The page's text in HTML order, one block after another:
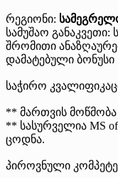
რეგიონი:
სამუშაო
შრომითი
დამატებული ბონუსი
საჭირო
** მართვის
** სასურველია MS
ცოდნა.
პიროვნული